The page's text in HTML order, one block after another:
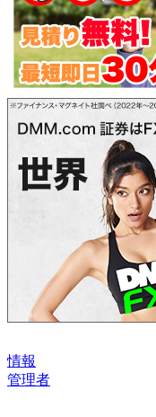
情報
管理者